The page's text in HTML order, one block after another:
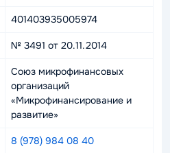
401403935005974
№ 3491 от 20.11.2014
Союз микрофинансовых
организаций
«Микрофинансирование и
развитие»
8 (978) 984 08 40